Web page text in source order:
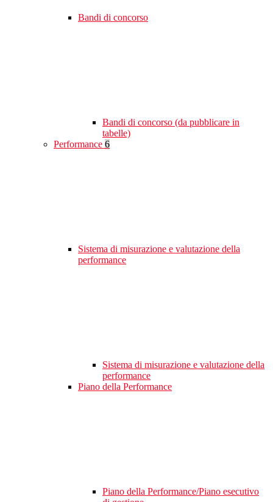
Bandi di concorso
Bandi di concorso (da pubblicare in
tabelle)
Performance 6
Sistema di misurazione e valutazione della
performance
Sistema di misurazione e valutazione della
performance
Piano della Performance
Piano della Performance/Piano esecutivo